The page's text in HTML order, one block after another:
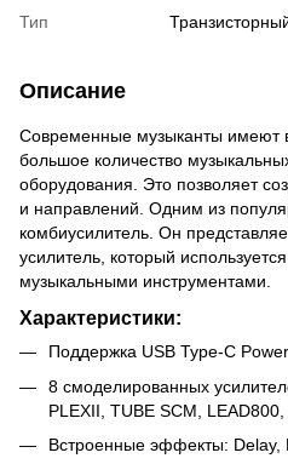
Тип
Описание
Современные музыканты имеют
большое количество
оборудования. Это позволяет
и направлений. Одним из
комбиусилитель. Он
усилитель, который
музыкальными инструментами.
Характеристики:
Поддержка USB Type-C
8 смоделированных
PLEXII, TUBE SCM,
Встроенные эффекты: Delay,